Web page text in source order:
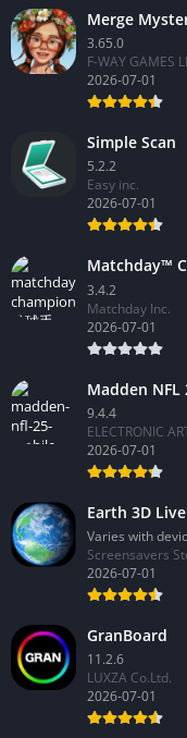
Merge
3.65.0
F-WAY GAMES
2026-07-01
Simple Scan
5.2.2
Easy inc.
2026-07-01
Matchday™
3.4.2
Matchday Inc.
2026-07-01
Madden
9.4.4
ELECTRONIC
2026-07-01
Earth 3D
Varies with
Screensavers
2026-07-01
GranBoard
11.2.6
LUXZA Co.Ltd.
2026-07-01